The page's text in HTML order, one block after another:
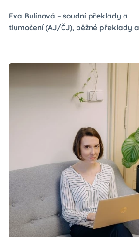
Eva Bulínová – soudní překlady a
tlumočení (AJ/ČJ), běžné překlady a